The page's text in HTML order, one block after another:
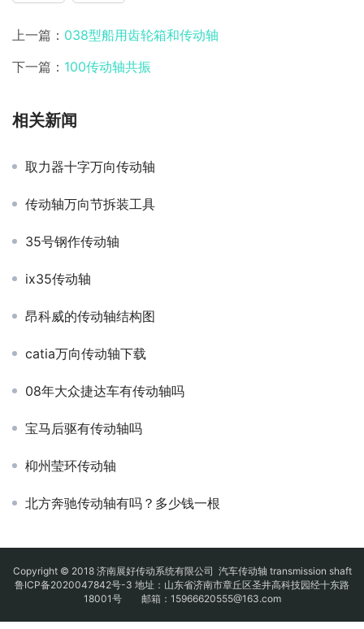
上一篇： 038型船用齿轮箱和传动轴
下一篇： 100传动轴共振
相关新闻
取力器十字万向传动轴
传动轴万向节拆装工具
35号钢作传动轴
ix35传动轴
昂科威的传动轴结构图
catia万向传动轴下载
08年大众捷达车有传动轴吗
宝马后驱有传动轴吗
枊州莹环传动轴
北方奔驰传动轴有吗？多少钱一根
Copyright © 2018 济南展好传动系统有限公司 汽车传动轴 transmission shaft
鲁ICP备2020047842号-3 地址：山东省济南市章丘区圣井高科技园经十东路
18001号 邮箱：15966620555@163.com